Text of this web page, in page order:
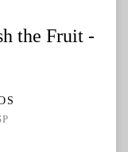
the Fruit -